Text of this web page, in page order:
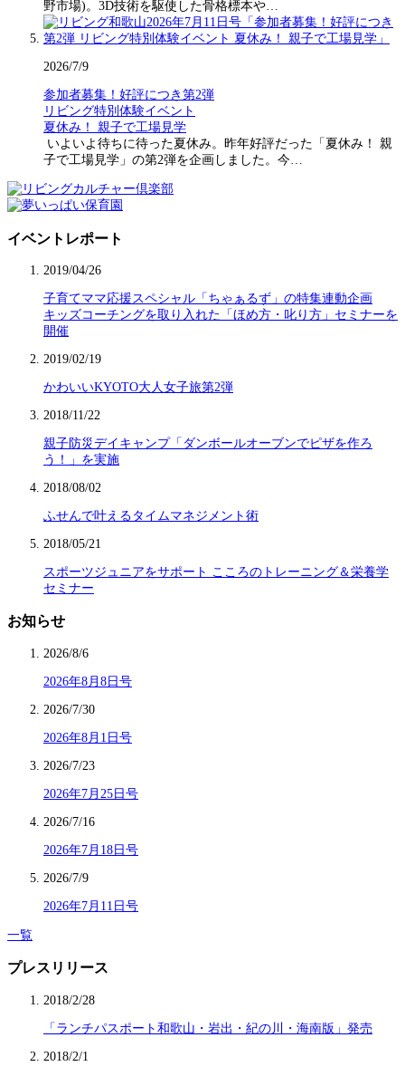
野市場)。3D技術を駆使した骨格標本や…
2026/7/9
参加者募集！好評につき第2弾
リビング特別体験イベント
夏休み！ 親子で工場見学
いよいよ待ちに待った夏休み。昨年好評だった「夏休み！ 親
子で工場見学」の第2弾を企画しました。今…
イベントレポート
2019/04/26
子育てママ応援スペシャル「ちゃぁるず」の特集連動企画
キッズコーチングを取り入れた「ほめ方・叱り方」セミナーを
開催
2019/02/19
かわいいKYOTO大人女子旅第2弾
2018/11/22
親子防災デイキャンプ「ダンボールオーブンでピザを作ろ
う！」を実施
2018/08/02
ふせんで叶えるタイムマネジメント術
2018/05/21
スポーツジュニアをサポート こころのトレーニング＆栄養学
セミナー
お知らせ
2026/8/6
2026年8月8日号
2026/7/30
2026年8月1日号
2026/7/23
2026年7月25日号
2026/7/16
2026年7月18日号
2026/7/9
2026年7月11日号
一覧
プレスリリース
2018/2/28
「ランチパスポート和歌山・岩出・紀の川・海南版」発売
2018/2/1